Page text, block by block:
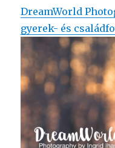
DreamWorld
gyerek- és